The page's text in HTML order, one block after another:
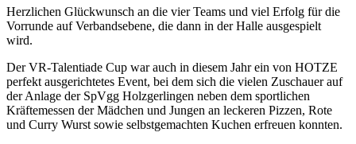
Herzlichen Glückwunsch an die vier Teams und viel Erfolg für die
Vorrunde auf Verbandsebene, die dann in der Halle ausgespielt
wird.
Der VR-Talentiade Cup war auch in diesem Jahr ein von HOTZE
perfekt ausgerichtetes Event, bei dem sich die vielen Zuschauer auf
der Anlage der SpVgg Holzgerlingen neben dem sportlichen
Kräftemessen der Mädchen und Jungen an leckeren Pizzen, Rote
und Curry Wurst sowie selbstgemachten Kuchen erfreuen konnten.